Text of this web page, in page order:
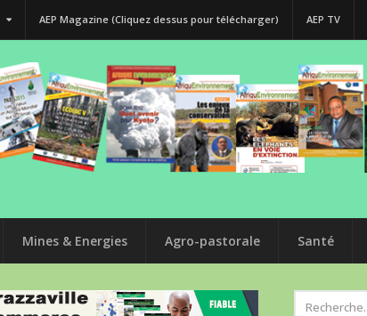
AEP Magazine (Cliquez dessus pour télécharger) AEP TV
Mines & Energies Agro-pastorale Santé